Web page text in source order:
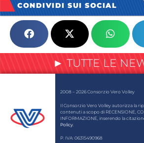
CONDIVIDI SUI SOCIAL
► TUTTE LE
2008 – 2026 Consorzio Vero Volley
Il Consorzio Vero Volley autorizza la
contenuti a scopo di RECENSIONE,
INFORMAZIONE, inserendo la
Policy
P. IVA: 06315490968